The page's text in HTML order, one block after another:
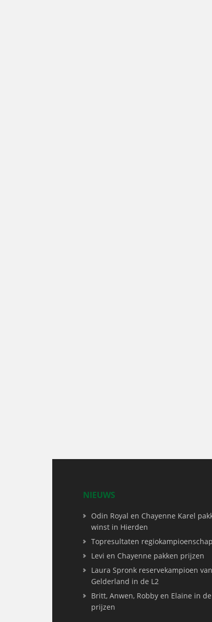
NIEUWS
Odin Royal en Chayenne Karel
winst in Hierden
Topresultaten
Levi en Chayenne pakken prijzen
Laura Spronk reservekampioen van
Gelderland in de L2
Britt, Anwen, Robby en Elaine in de
prijzen